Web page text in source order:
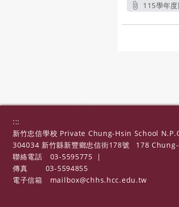
115學年
:::
新竹忠信學校 Private Chung-Hsin School
304034 新竹縣新豐鄉忠信街178號
178
聯絡電話
03-5595775
|
傳真
03-5594855
電子信箱
mailbox@chhs.hcc.edu.tw